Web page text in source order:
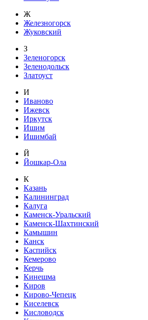
Ж
Железногорск
Жуковский
З
Зеленогорск
Зеленодольск
Златоуст
И
Иваново
Ижевск
Иркутск
Ишим
Ишимбай
Й
Йошкар-Ола
К
Казань
Калининград
Калуга
Каменск-Уральский
Каменск-Шахтинский
Камышин
Канск
Каспийск
Кемерово
Керчь
Кинешма
Киров
Кирово-Чепецк
Киселевск
Кисловодск